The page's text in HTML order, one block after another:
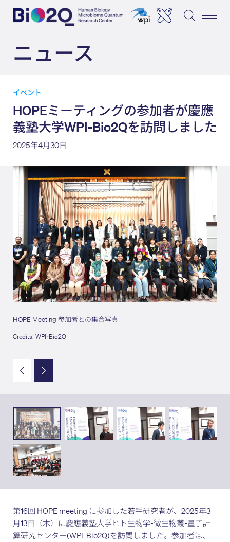
ニュース
イベント
HOPEミーティングの参加者が慶應
義塾大学WPI-Bio2Qを訪問しました
2025年4月30日
HOPE Meeting 参加者との集合写真
Credits: WPI-Bio2Q
第16回 HOPE meeting に参加した若手研究者が、2025年3
月13日（木）に慶應義塾大学ヒト生物学-微生物叢-量子計
算研究センター(WPI-Bio2Q)を訪問しました。参加者は、